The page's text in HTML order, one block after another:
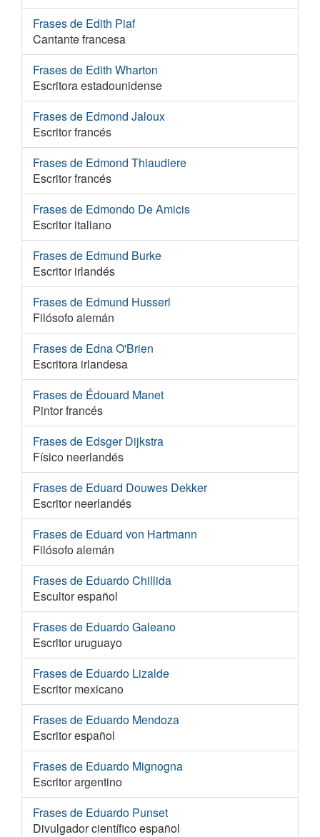
Frases de Edith Piaf
Cantante francesa
Frases de Edith Wharton
Escritora estadounidense
Frases de Edmond Jaloux
Escritor francés
Frases de Edmond Thiaudiere
Escritor francés
Frases de Edmondo De Amicis
Escritor italiano
Frases de Edmund Burke
Escritor irlandés
Frases de Edmund Husserl
Filósofo alemán
Frases de Edna O'Brien
Escritora irlandesa
Frases de Édouard Manet
Pintor francés
Frases de Edsger Dijkstra
Físico neerlandés
Frases de Eduard Douwes Dekker
Escritor neerlandés
Frases de Eduard von Hartmann
Filósofo alemán
Frases de Eduardo Chillida
Escultor español
Frases de Eduardo Galeano
Escritor uruguayo
Frases de Eduardo Lizalde
Escritor mexicano
Frases de Eduardo Mendoza
Escritor español
Frases de Eduardo Mignogna
Escritor argentino
Frases de Eduardo Punset
Divulgador científico español